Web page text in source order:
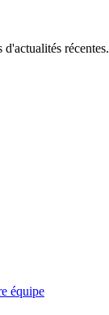
récentes.
équipe